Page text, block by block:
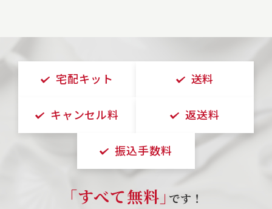
宅配キット 送料
キャンセル料 返送料
振込手数料
｢すべて無料｣ です！